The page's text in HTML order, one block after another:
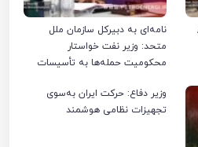
نامه‌ای به دبیرکل سازمان ملل
متحد: وزیر نفت خواستار
محکومیت حمله‌ها به تأسیسات
وزیر دفاع: حرکت ایران به‌سوی
تجهیزات نظامی هوشمند